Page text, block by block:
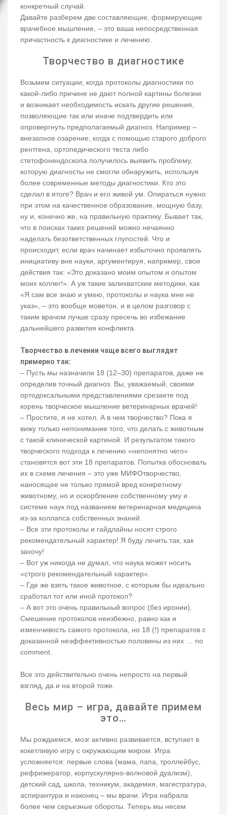
конкретный случай.
Давайте разберем две составляющие, формирующие
врачебное мышление, – это ваша непосредственная
причастность к диагностике и лечению.
Творчество в диагностике
Возьмем ситуации, когда протоколы диагностики по
какой-либо причине не дают полной картины болезни
и возникает необходимость искать другие решения,
позволяющие так или иначе подтвердить или
опровергнуть предполагаемый диагноз. Например –
внезапное озарение, когда с помощью старого доброго
рентгена, ортопедического теста либо
стетофонендоскопа получилось выявить проблему,
которую диагносты не смогли обнаружить, используя
более современные методы диагностики. Кто это
сделал в итоге? Врач и его живой ум. Опираться нужно
при этом на качественное образование, мощную базу,
ну и, конечно же, на правильную практику. Бывает так,
что в поисках таких решений можно нечаянно
наделать безответственных глупостей. Что и
происходит, если врач начинает избыточно проявлять
инициативу вне науки, аргументируя, например, свои
действия так: «Это доказано моим опытом и опытом
моих коллег!». А уж такие залихватские методики, как
«Я сам все знаю и умею, протоколы и наука мне не
указ», – это вообще моветон, и в целом разговор с
таким врачом лучше сразу пресечь во избежание
дальнейшего развития конфликта.
Творчество в лечении чаще всего выглядит
примерно так:
– Пусть мы назначили 18 (12–30) препаратов, даже не
определив точный диагноз. Вы, уважаемый, своими
ортодоксальными представлениями срезаете под
корень творческое мышление ветеринарных врачей!
– Простите, я не хотел. А в чем творчество? Пока я
вижу только непонимание того, что делать с животным
с такой клинической картиной. И результатом такого
творческого подхода к лечению «непонятно чего»
становятся вот эти 18 препаратов. Попытка обосновать
их в схеме лечения – это уже МИФОтворчество,
наносящее не только прямой вред конкретному
животному, но и оскорбление собственному уму и
системе наук под названием ветеринарная медицина
из-за коллапса собственных знаний.
– Все эти протоколы и гайдлайны носят строго
рекомендательный характер! Я буду лечить так, как
захочу!
– Вот уж никогда не думал, что наука может носить
«строго рекомендательный характер».
– Где же взять такое животное, с которым бы идеально
сработал тот или иной протокол?
– А вот это очень правильный вопрос (без иронии).
Смешение протоколов неизбежно, равно как и
изменчивость самого протокола, но 18 (!) препаратов с
доказанной неэффективностью половины из них … no
comment.
Все это действительно очень непросто на первый
взгляд, да и на второй тоже.
Весь мир – игра, давайте примем
это…
Мы рождаемся, мозг активно развивается, вступает в
кокетливую игру с окружающим миром. Игра
усложняется: первые слова (мама, папа, троллейбус,
рефрижератор, корпускулярно-волновой дуализм),
детский сад, школа, техникум, академия, магистратура,
аспирантура и наконец – мы врачи. Игра набрала
более чем серьезные обороты. Теперь мы несем